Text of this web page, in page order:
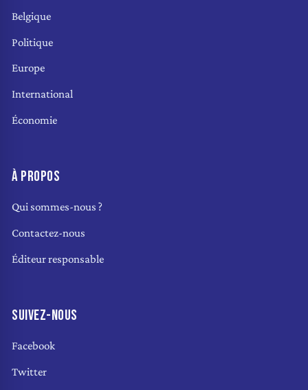
Belgique
Politique
Europe
International
Économie
À PROPOS
Qui sommes-nous ?
Contactez-nous
Éditeur responsable
SUIVEZ-NOUS
Facebook
Twitter